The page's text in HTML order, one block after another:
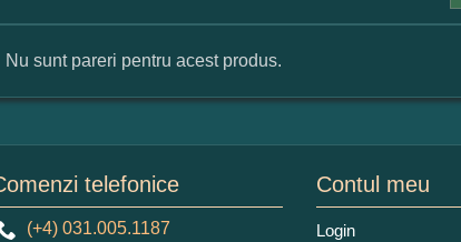
Numele dumneavoastra:
Nu sunt pareri pentru acest produs.
telefonice
(+4) 031.005.1187
Contul meu
Login